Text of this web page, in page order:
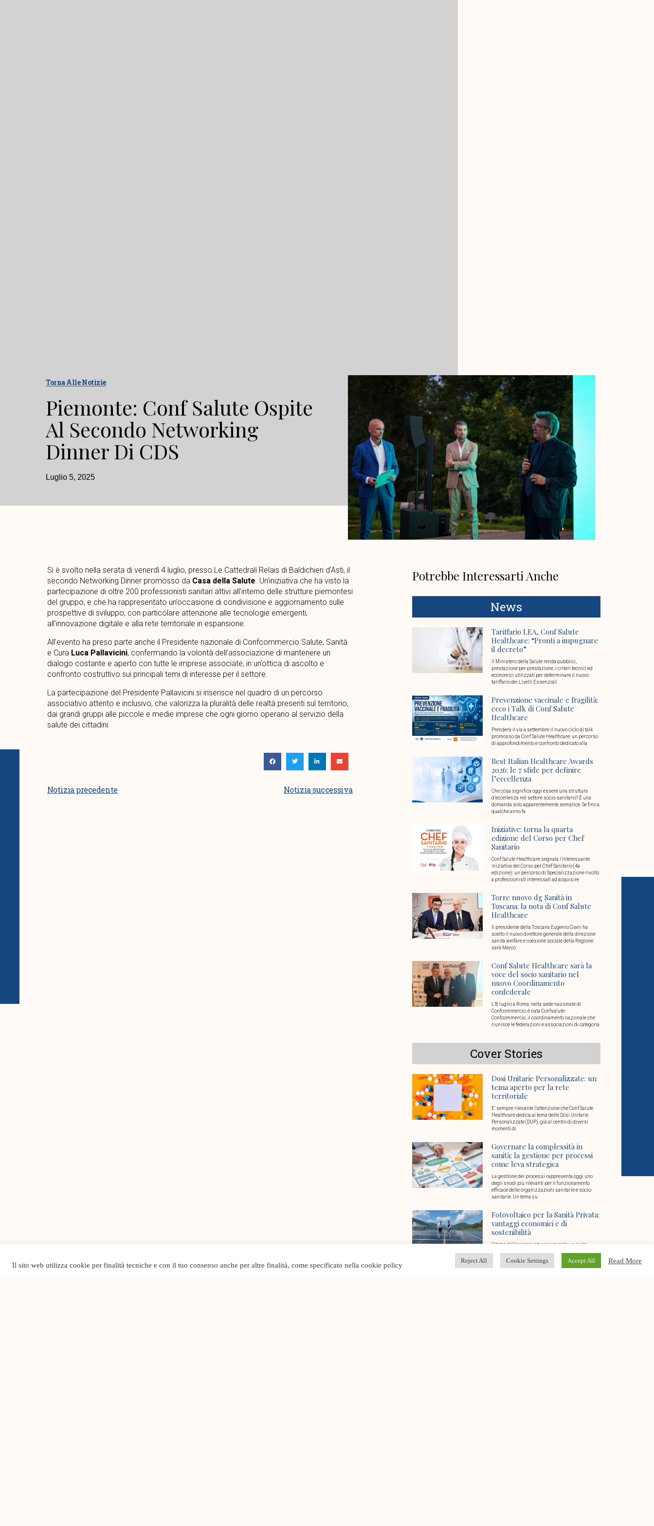
Torna Alle Notizie
Piemonte: Conf Salute Ospite
Al Secondo Networking
Dinner Di CDS
Luglio 5, 2025
Si è svolto nella serata di venerdì 4 luglio, presso Le Cattedrali Relais di Baldichieri d’Asti, il
secondo Networking Dinner promosso da Casa della Salute . Un’iniziativa che ha visto la
partecipazione di oltre 200 professionisti sanitari attivi all’interno delle strutture piemontesi
del gruppo, e che ha rappresentato un’occasione di condivisione e aggiornamento sulle
prospettive di sviluppo, con particolare attenzione alle tecnologie emergenti,
all’innovazione digitale e alla rete territoriale in espansione.
All’evento ha preso parte anche il Presidente nazionale di Confcommercio Salute, Sanità
e Cura Luca Pallavicini, confermando la volontà dell’associazione di mantenere un
dialogo costante e aperto con tutte le imprese associate, in un’ottica di ascolto e
confronto costruttivo sui principali temi di interesse per il settore.
La partecipazione del Presidente Pallavicini si inserisce nel quadro di un percorso
associativo attento e inclusivo, che valorizza la pluralità delle realtà presenti sul territorio,
dai grandi gruppi alle piccole e medie imprese che ogni giorno operano al servizio della
salute dei cittadini.
Notizia precedente Notizia successiva
Potrebbe Interessarti Anche
News
Tariffario LEA, Conf Salute
Healthcare: “Pronti a impugnare
il decreto”
Il Ministero della Salute renda pubblici,
prestazione per prestazione, i criteri tecnici ed
economici utilizzati per determinare il nuovo
tariffario dei Livelli Essenziali
Prevenzione vaccinale e fragilità:
ecco i Talk di Conf Salute
Healthcare
Prenderà il via a settembre il nuovo ciclo di talk
promosso da Conf Salute Healthcare: un percorso
di approfondimento e confronto dedicato alla
Best Italian Healthcare Awards
2026: le 7 sfide per definire
l’eccellenza
Che cosa significa oggi essere una struttura
d’eccellenza nel settore socio-sanitario? È una
domanda solo apparentemente semplice. Se fino a
qualche anno fa
Iniziative: torna la quarta
edizione del Corso per Chef
Sanitario
Conf Salute Healthcare segnala l’interessante
iniziativa del Corso per Chef Sanitario (4a
edizione): un percorso di Specializzazione rivolto
a professionisti interessati ad acquisire
Torre nuovo dg Sanità in
Toscana: la nota di Conf Salute
Healthcare
Il presidente della Toscana Eugenio Giani ha
scelto il nuovo direttore generale della direzione
sanità welfare e coesione sociale della Regione:
sarà Marco
Conf Salute Healthcare sarà la
voce del socio sanitario nel
nuovo Coordinamento
confederale
L’8 luglio a Roma, nella sede nazionale di
Confcommercio, è nata Confsalute-
Confcommercio, il coordinamento nazionale che
riunisce le federazioni e associazioni di categoria
Cover Stories
Dosi Unitarie Personalizzate: un
tema aperto per la rete
territoriale
E’ sempre rilevante l’attenzione che Conf Salute
Healthcare dedica al tema delle Dosi Unitarie
Personalizzate (DUP), già al centro di diversi
momenti di
Governare la complessità in
sanità: la gestione per processi
come leva strategica
La gestione dei processi rappresenta oggi uno
degli snodi più rilevanti per il funzionamento
efficace delle organizzazioni sanitarie e socio-
sanitarie. Un tema su
Fotovoltaico per la Sanità Privata:
vantaggi economici e di
sostenibilità
Il tema dell’energia sta assumendo un ruolo
l’esigenza di garantire ogni giorno continuità di
Il sito web utilizza cookie per finalità tecniche e con il tuo consenso anche per altre finalità, come specificato nella cookie policy
Reject All Cookie Settings Accept All Read More